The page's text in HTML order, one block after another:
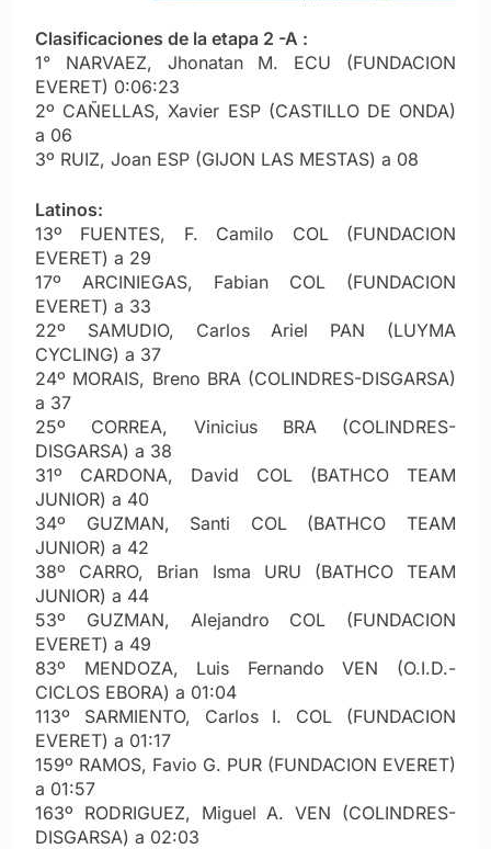
Clasificaciones de la etapa 2 -A :
1° NARVAEZ, Jhonatan M. ECU (FUNDACION
EVERET) 0:06:23
2º CAÑELLAS, Xavier ESP (CASTILLO DE ONDA)
a 06
3º RUIZ, Joan ESP (GIJON LAS MESTAS) a 08
Latinos:
13º FUENTES, F. Camilo COL (FUNDACION
EVERET) a 29
17º ARCINIEGAS, Fabian COL (FUNDACION
EVERET) a 33
22º SAMUDIO, Carlos Ariel PAN (LUYMA
CYCLING) a 37
24º MORAIS, Breno BRA (COLINDRES-DISGARSA)
a 37
25º CORREA, Vinicius BRA (COLINDRES-
DISGARSA) a 38
31º CARDONA, David COL (BATHCO TEAM
JUNIOR) a 40
34º GUZMAN, Santi COL (BATHCO TEAM
JUNIOR) a 42
38º CARRO, Brian Isma URU (BATHCO TEAM
JUNIOR) a 44
53º GUZMAN, Alejandro COL (FUNDACION
EVERET) a 49
83º MENDOZA, Luis Fernando VEN (O.I.D.-
CICLOS EBORA) a 01:04
113º SARMIENTO, Carlos I. COL (FUNDACION
EVERET) a 01:17
159º RAMOS, Favio G. PUR (FUNDACION EVERET)
a 01:57
163º RODRIGUEZ, Miguel A. VEN (COLINDRES-
DISGARSA) a 02:03